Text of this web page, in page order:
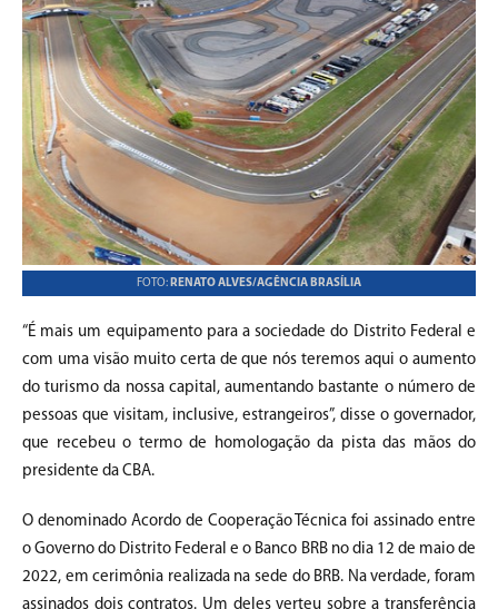
FOTO: RENATO ALVES/AGÊNCIA BRASÍLIA
“É mais um equipamento para a sociedade do Distrito Federal e
com uma visão muito certa de que nós teremos aqui o aumento
do turismo da nossa capital, aumentando bastante o número de
pessoas que visitam, inclusive, estrangeiros”, disse o governador,
que recebeu o termo de homologação da pista das mãos do
presidente da CBA.
O denominado Acordo de Cooperação Técnica foi assinado entre
o Governo do Distrito Federal e o Banco BRB no dia 12 de maio de
2022, em cerimônia realizada na sede do BRB. Na verdade, foram
assinados dois contratos. Um deles verteu sobre a transferência